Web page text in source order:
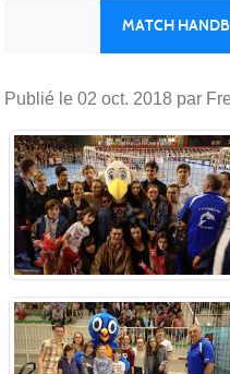
MATCH
Publié le 02 oct. 2018 par